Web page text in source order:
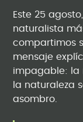
Este 25
naturalista
compartimos
mensaje
impagable: la
la naturaleza
asombro.